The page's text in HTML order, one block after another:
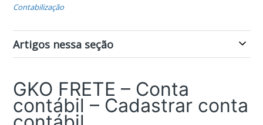
Contabilização
Artigos nessa seção
GKO FRETE – Conta
contábil – Cadastrar conta